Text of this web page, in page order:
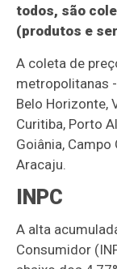
todos, são
(produtos e
A coleta de
metropolitanas
Belo Horizonte,
Curitiba, Porto
Goiânia, Campo
Aracaju.
INPC
A alta
Consumidor